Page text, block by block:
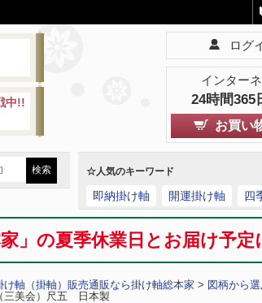
中!!
ログ
インター
24時間365
お買い
☆人気のキーワード
即納掛け軸 開運掛け軸 四
家」の夏季休業日とお届け予
け軸（掛軸）販売通販なら掛け軸総本家 > 図柄から
（三美会）尺五 日本製